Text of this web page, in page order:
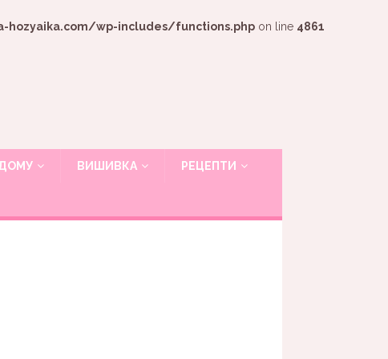
wp-includes/functions.php on line 4861
ДОМУ ВИШИВКА РЕЦЕПТИ